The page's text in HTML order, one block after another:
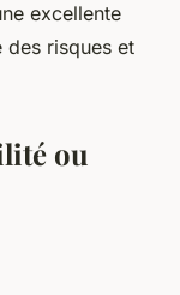
excellente
des risques et
ou